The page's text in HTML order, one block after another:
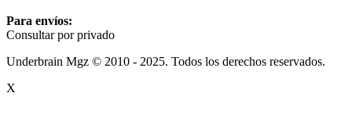
Para envíos:
Consultar por privado
Underbrain Mgz © 2010 - 2025. Todos los derechos reservados.
X